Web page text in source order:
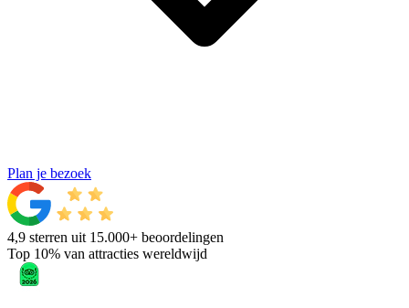
Plan je bezoek
4,9 sterren uit 15.000+ beoordelingen
Top 10% van attracties wereldwijd